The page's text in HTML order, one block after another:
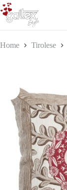
Salta
al
contenuto
Home Tirolese